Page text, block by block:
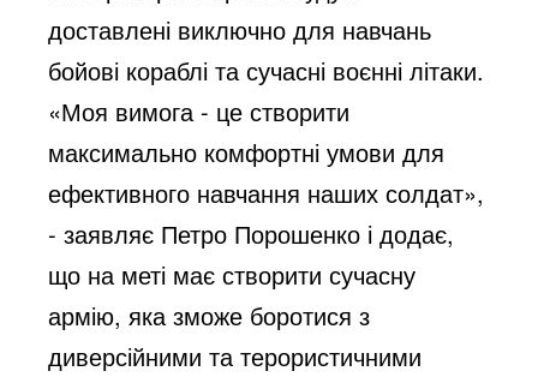
доставлені виключно для навчань
бойові кораблі та сучасні воєнні літаки.
«Моя вимога - це створити
максимально комфортні умови для
ефективного навчання наших солдат»,
- заявляє Петро Порошенко і додає,
що на меті має створити сучасну
армію, яка зможе боротися з
диверсійними та терористичними